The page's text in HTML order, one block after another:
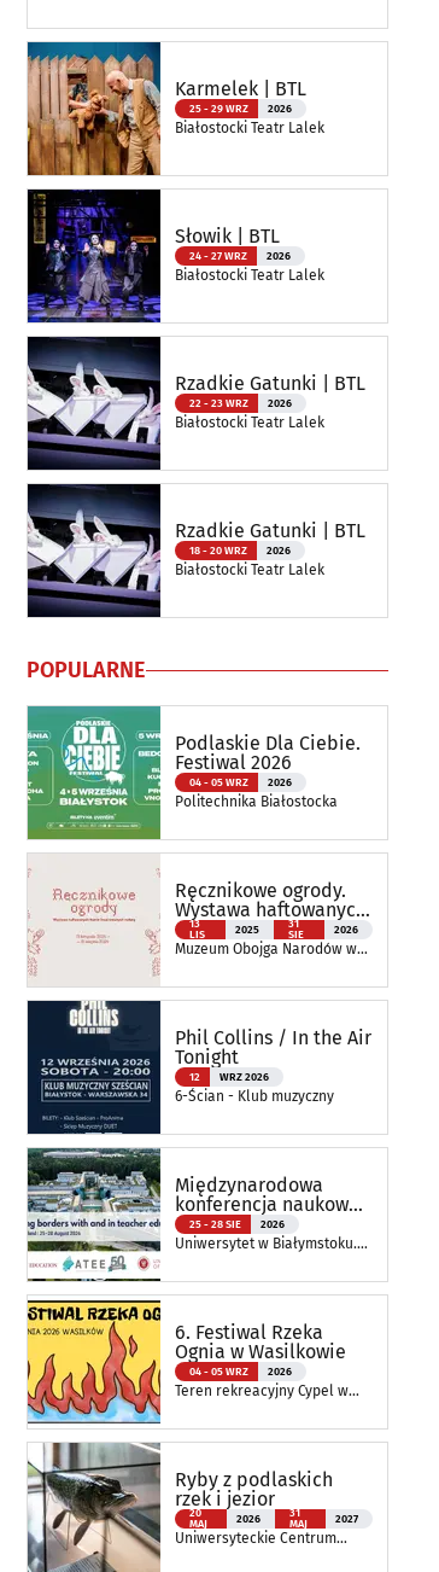
Karmelek | BTL
25 - 29 WRZ 2026
Białostocki Teatr Lalek
Słowik | BTL
24 - 27 WRZ 2026
Białostocki Teatr Lalek
Rzadkie Gatunki | BTL
22 - 23 WRZ 2026
Białostocki Teatr Lalek
Rzadkie Gatunki | BTL
18 - 20 WRZ 2026
Białostocki Teatr Lalek
POPULARNE
Podlaskie Dla Ciebie.
Festiwal 2026
04 - 05 WRZ 2026
Politechnika Białostocka
Ręcznikowe ogrody.
Wystawa haftowanych
tkanin inspirowanych
naturą
13
LIS
2025
31
SIE
2026
Muzeum Obojga Narodów w
Muzeum Podlaskiego w
Phil Collins / In the Air
Tonight
12 WRZ 2026
6-Ścian - Klub muzyczny
Międzynarodowa
konferencja naukowa
ATEE Annual
Conference 2026
25 - 28 SIE 2026
Uniwersytet w Białymstoku.
6. Festiwal Rzeka
Ognia w Wasilkowie
04 - 05 WRZ 2026
Teren rekreacyjny Cypel w
Ryby z podlaskich
rzek i jezior
20
MAJ
2026
31
MAJ
2027
Uniwersyteckie Centrum